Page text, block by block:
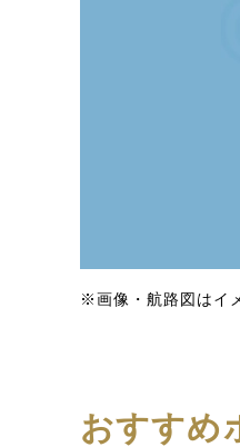
※画像・航路図はイ
おすすめ